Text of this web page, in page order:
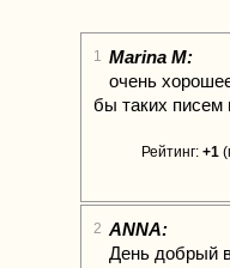
1 Marina M:
очень
бы таких писем
Рейтинг: +1
2 ANNA:
День добрый